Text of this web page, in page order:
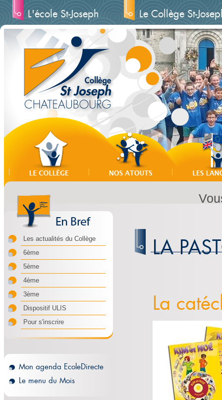
L'école St-Joseph Le Collège St-
Les actualités du Collège
6ème
5ème
4ème
3ème
Dispositif ULIS
Pour s'inscrire
Mon agenda EcoleDirecte
Le menu du Mois
LA
La